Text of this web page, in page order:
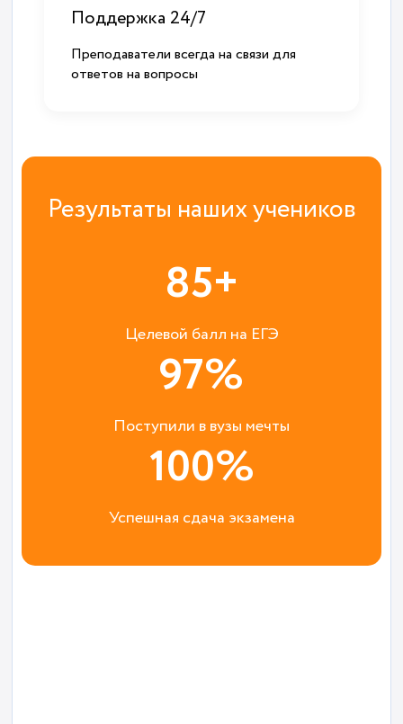
Поддержка 24/7
Преподаватели всегда на связи для
ответов на вопросы
Результаты наших учеников
85+
Целевой балл на ЕГЭ
97%
Поступили в вузы мечты
100%
Успешная сдача экзамена